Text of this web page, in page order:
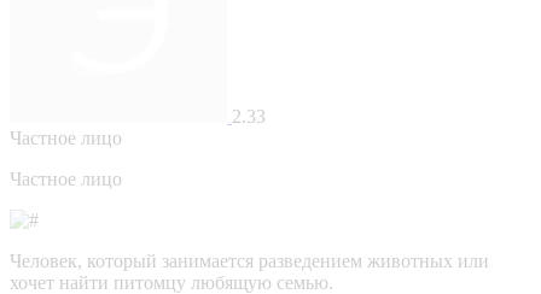
2.33
Частное лицо
Частное лицо
Человек, который занимается разведением животных или
хочет найти питомцу любящую семью.